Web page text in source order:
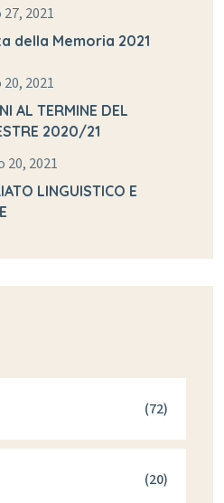
2021
della Memoria 2021
2021
AL TERMINE DEL
2020/21
20, 2021
LINGUISTICO E
(72)
(20)